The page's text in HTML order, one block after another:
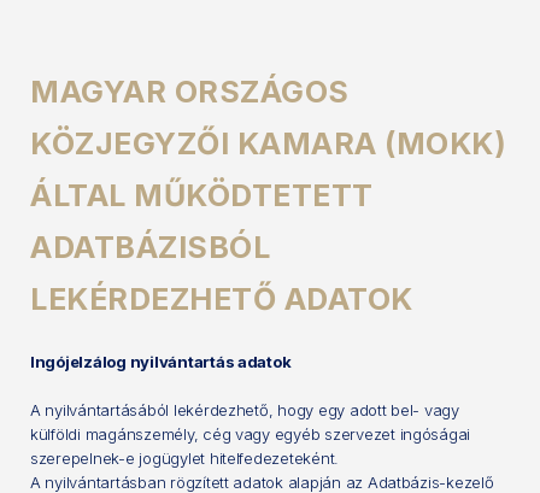
MAGYAR ORSZÁGOS
KÖZJEGYZŐI KAMARA (MOKK)
ÁLTAL MŰKÖDTETETT
ADATBÁZISBÓL
LEKÉRDEZHETŐ ADATOK
Ingójelzálog nyilvántartás adatok
A nyilvántartásából lekérdezhető, hogy egy adott bel- vagy
külföldi magánszemély, cég vagy egyéb szervezet ingóságai
szerepelnek-e jogügylet hitelfedezeteként.
A nyilvántartásban rögzített adatok alapján az Adatbázis-kezelő